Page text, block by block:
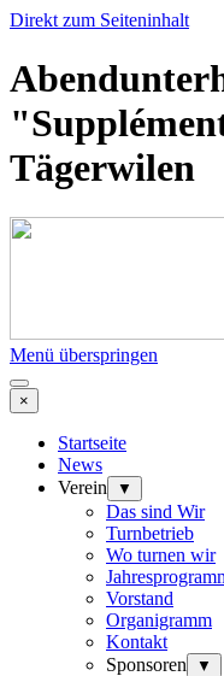
Direkt zum Seiteninhalt
Tägerwilen
Menü überspringen
×
Startseite
News
Verein
▼
Das sind Wir
Turnbetrieb
Wo turnen wir
Vorstand
Organigramm
Kontakt
Sponsoren
▼